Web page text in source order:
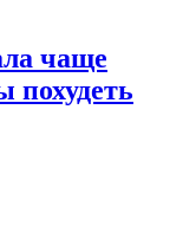
чаще
похудеть